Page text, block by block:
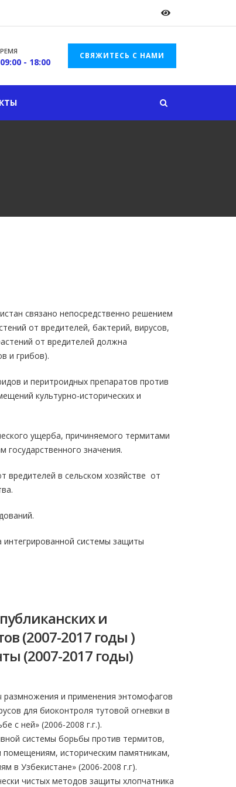
- 18:00
СВЯЖИТЕСЬ С НАМИ
связано непосредственно решением
от вредителей, бактерий, вирусов,
от вредителей должна
и грибов).
и перитроидных препаратов против
культурно-исторических и
ущерба, причиняемого термитами
значения.
вредителей в сельском хозяйстве от
системы защиты
и
(2007-2017 годы )
(2007-2017 годы)
и применения энтомофагов
для биоконтроля тутовой огневки в
с ней» (2006-2008 г.г.).
системы борьбы против термитов,
историческим памятникам,
в Узбекистане» (2006-2008 г.г).
чистых методов защиты хлопчатника